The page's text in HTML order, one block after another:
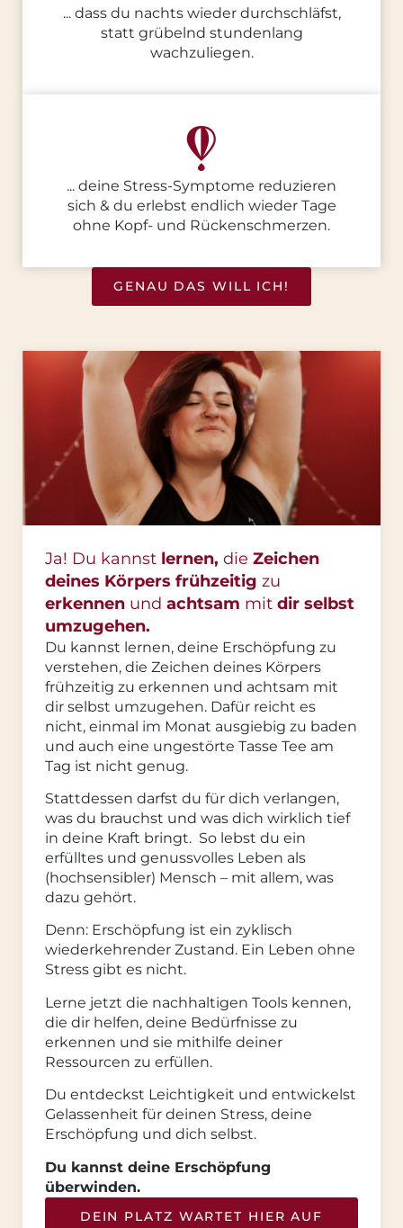
... dass du nachts wieder durchschläfst,
statt grübelnd stundenlang
wachzuliegen.
... deine Stress-Symptome reduzieren
sich & du erlebst endlich wieder Tage
ohne Kopf- und Rückenschmerzen.
GENAU DAS WILL ICH!
Ja! Du kannst lernen, die Zeichen
deines Körpers frühzeitig zu
erkennen und achtsam mit dir selbst
umzugehen.
Du kannst lernen, deine Erschöpfung zu
verstehen, die Zeichen deines Körpers
frühzeitig zu erkennen und achtsam mit
dir selbst umzugehen. Dafür reicht es
nicht, einmal im Monat ausgiebig zu baden
und auch eine ungestörte Tasse Tee am
Tag ist nicht genug.
Stattdessen darfst du für dich verlangen,
was du brauchst und was dich wirklich tief
in deine Kraft bringt. So lebst du ein
erfülltes und genussvolles Leben als
(hochsensibler) Mensch – mit allem, was
dazu gehört.
Denn: Erschöpfung ist ein zyklisch
wiederkehrender Zustand. Ein Leben ohne
Stress gibt es nicht.
Lerne jetzt die nachhaltigen Tools kennen,
die dir helfen, deine Bedürfnisse zu
erkennen und sie mithilfe deiner
Ressourcen zu erfüllen.
Du entdeckst Leichtigkeit und entwickelst
Gelassenheit für deinen Stress, deine
Erschöpfung und dich selbst.
Du kannst deine Erschöpfung
überwinden.
DEIN PLATZ WARTET HIER AUF